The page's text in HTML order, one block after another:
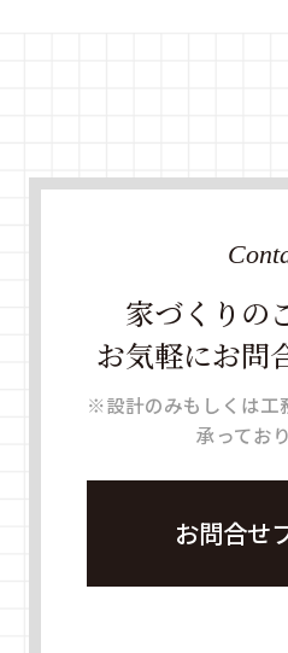
家づくりの
お気軽にお問
※設計のみもしくは工
承っており
お問合せ